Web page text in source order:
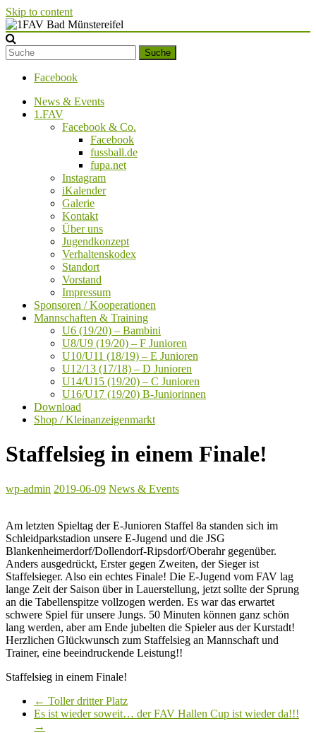
Skip to content
1FAV Bad Münstereifel Suche
Facebook
News & Events
1.FAV
Facebook & Co.
Facebook
fussball.de
fupa.net
Instagram
iKalender
Galerie
Kontakt
Über uns
Jugendkonzept
Verhaltenskodex
Standort
Vorstand
Impressum
Sponsoren / Kooperationen
Mannschaften & Training
U6 (19/20) – Bambini
U8/U9 (19/20) – F Junioren
U10/U11 (18/19) – E Junioren
U12/13 (17/18) – D Junioren
U14/U15 (19/20) – C Junioren
U16/U17 (19/20) B-Juniorinnen
Download
Shop / Kleinanzeigenmarkt
Staffelsieg in einem Finale!
wp-admin 2019-06-09 News & Events
Am letzten Spieltag der E-Junioren Staffel 8a standen sich im
Schleidparkstadion unsere E-Jugend und die JSG
Blankenheimerdorf/Dollendorf-Ripsdorf/Oberahr gegenüber.
Anders ausgedrückt, Erster gegen Zweiten, der Sieger ist
Staffelsieger. Also ein echtes Finale! Die E-Jugend vom FAV lag
lange Zeit der Saison über in Lauerstellung, jetzt sollte der Sprung
an die Tabellenspitze vollzogen werden. Es war das erwartet
schwere Spiel für unsere Jungs. 50 Minuten können ganz schön
lang werden, aber am Ende jubelten die Spieler aus der Kurstadt!
Herzlichen Glückwunsch zum Staffelsieg an Mannschaft und
Trainer, eine beeindruckende Leistung!!
Staffelsieg in einem Finale!
← Toller dritter Platz
Es ist wieder soweit… der FAV Hallen Cup ist wieder da!!!
→